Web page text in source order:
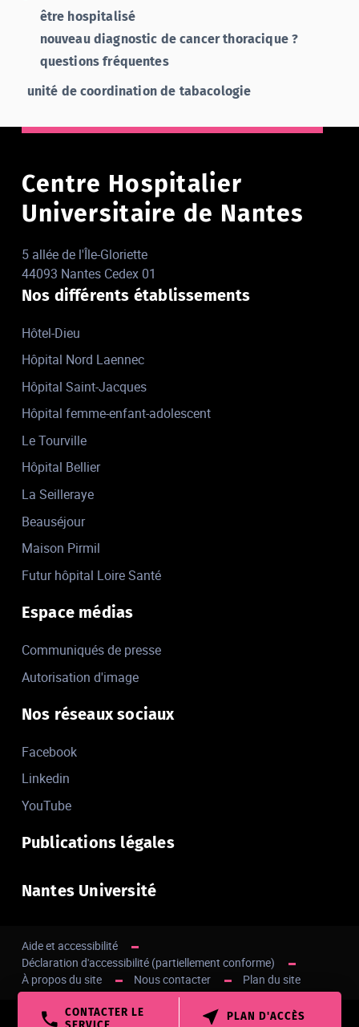
CONTACTER LE
PLAN D'ACCÈS
être hospitalisé
nouveau diagnostic de cancer thoracique ?
questions fréquentes
unité de coordination de tabacologie
Centre Hospitalier
Universitaire de Nantes
5 allée de l'Île-Gloriette
44093 Nantes Cedex 01
Nos différents établissements
Hôtel-Dieu
Hôpital Nord Laennec
Hôpital Saint-Jacques
Hôpital femme-enfant-adolescent
Le Tourville
Hôpital Bellier
La Seilleraye
Beauséjour
Maison Pirmil
Futur hôpital Loire Santé
Espace médias
Communiqués de presse
Autorisation d'image
Nos réseaux sociaux
Facebook
Linkedin
YouTube
Publications légales
Nantes Université
Aide et accessibilité
Déclaration d'accessibilité (partiellement conforme)
À propos du site
Nous contacter Plan du site